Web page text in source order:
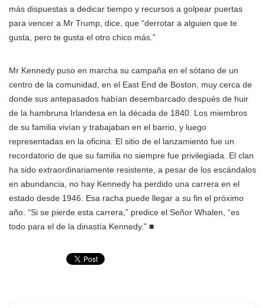
más dispuestas a dedicar tiempo y recursos a golpear puertas
para vencer a Mr Trump, dice, que “derrotar a alguien que te
gusta, pero te gusta el otro chico más.”
Mr Kennedy puso en marcha su campaña en el sótano de un
centro de la comunidad, en el East End de Boston, muy cerca de
donde sus antepasados habían desembarcado después de huir
de la hambruna Irlandesa en la década de 1840. Los miembros
de su familia vivían y trabajaban en el barrio, y luego
representadas en la oficina. El sitio de el lanzamiento fue un
recordatorio de que su familia no siempre fue privilegiada. El clan
ha sido extraordinariamente resistente, a pesar de los escándalos
en abundancia, no hay Kennedy ha perdido una carrera en el
estado desde 1946. Esa racha puede llegar a su fin el próximo
año. “Si se pierde esta carrera,” predice el Señor Whalen, “es
todo para el de la dinastía Kennedy.” ■